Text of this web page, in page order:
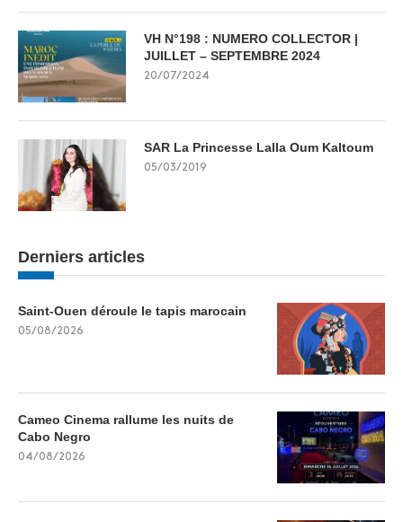
VH N°198 : NUMERO COLLECTOR |
JUILLET – SEPTEMBRE 2024
20/07/2024
SAR La Princesse Lalla Oum Kaltoum
05/03/2019
Derniers articles
Saint-Ouen déroule le tapis marocain
05/08/2026
Cameo Cinema rallume les nuits de
Cabo Negro
04/08/2026